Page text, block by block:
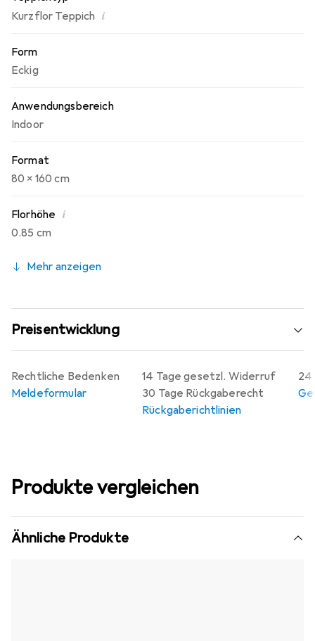
Kurzflor Teppich i
Form
Eckig
Anwendungsbereich
Indoor
Format
80 x 160 cm
Florhöhe i
0.85 cm
Mehr anzeigen
Preisentwicklung
14 Tage gesetzl. Widerruf
30 Tage Rückgaberecht
Rückgaberichtlinien
24
Rechtliche Bedenken
Meldeformular
Produkte vergleichen
Ähnliche Produkte